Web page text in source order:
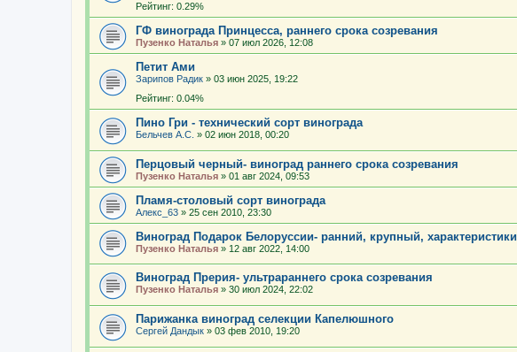
Рейтинг: 0.29%
ГФ винограда Принцесса, раннего срока созревания
Пузенко Наталья » 07 июл 2026, 12:08
Петит Ами
Зарипов Радик » 03 июн 2025, 19:22
Рейтинг: 0.04%
Пино Гри - технический сорт винограда
Бельчев А.С. » 02 июн 2018, 00:20
Перцовый черный- виноград раннего срока созревания
Пузенко Наталья » 01 авг 2024, 09:53
Пламя-столовый сорт винограда
Алекс_63 » 25 сен 2010, 23:30
Виноград Подарок Белоруссии- ранний, крупный, характеристики
Пузенко Наталья » 12 авг 2022, 14:00
Виноград Прерия- ультрараннего срока созревания
Пузенко Наталья » 30 июл 2024, 22:02
Парижанка виноград селекции Капелюшного
Сергей Дандык » 03 фев 2010, 19:20